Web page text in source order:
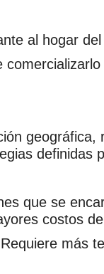
al hogar
geográfica,
definidas
que se
costos
más